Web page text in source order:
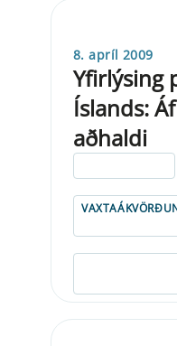
8. apríl 2009
Yfirlýsing
Íslands:
aðhaldi